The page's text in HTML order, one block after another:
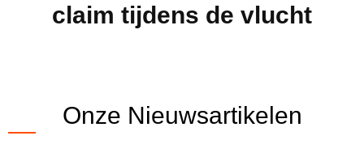
claim tijdens de vlucht
Onze Nieuwsartikelen